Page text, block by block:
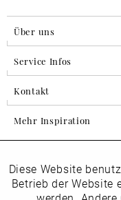
Über uns
Service Infos
Kontakt
Mehr Inspiration
Folgen
Funktionale
Diese Website
Betrieb der